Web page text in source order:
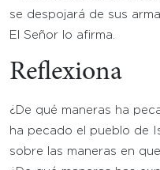
se despojará de sus
El Señor lo afirma.
Reflexiona
¿De qué maneras ha
ha pecado el pueblo de
sobre las maneras en